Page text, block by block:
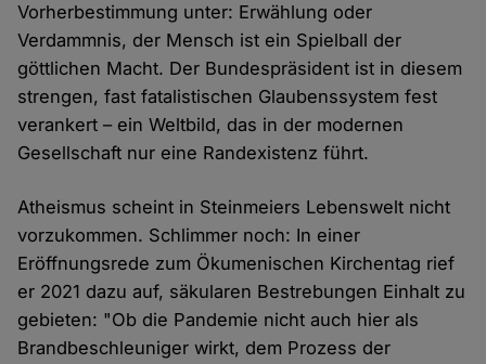
Vorherbestimmung unter: Erwählung oder
Verdammnis, der Mensch ist ein Spielball der
göttlichen Macht. Der Bundespräsident ist in diesem
strengen, fast fatalistischen Glaubenssystem fest
verankert – ein Weltbild, das in der modernen
Gesellschaft nur eine Randexistenz führt.
Atheismus scheint in Steinmeiers Lebenswelt nicht
vorzukommen. Schlimmer noch: In einer
Eröffnungsrede zum Ökumenischen Kirchentag rief
er 2021 dazu auf, säkularen Bestrebungen Einhalt zu
gebieten: "Ob die Pandemie nicht auch hier als
Brandbeschleuniger wirkt, dem Prozess der